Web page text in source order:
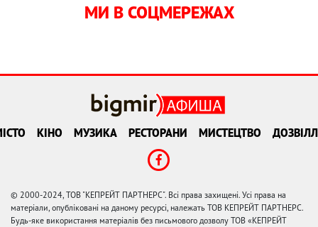
МИ В СОЦМЕРЕЖАХ
КІНО МУЗИКА РЕСТОРАНИ МИСТЕЦТВО
© 2000-2024, ТОВ "КЕПРЕЙТ ПАРТНЕРС". Всі права захищені. Усі права на
матеріали, опубліковані на даному ресурсі, належать ТОВ КЕПРЕЙТ ПАРТНЕРС.
Будь-яке використання матеріалів без письмового дозволу ТОВ «КЕПРЕЙТ